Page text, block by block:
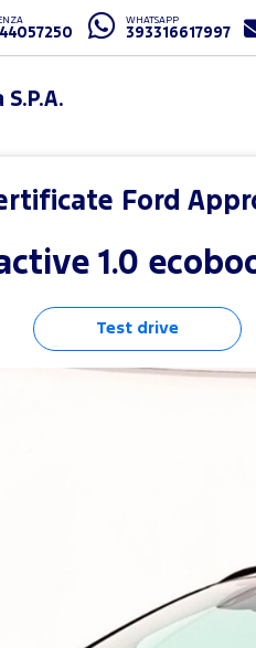
WHATSAPP
393316617997
Ford
1.0
Test drive